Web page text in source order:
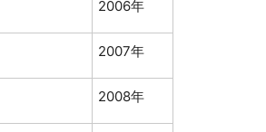
2006年
2007年
2008年